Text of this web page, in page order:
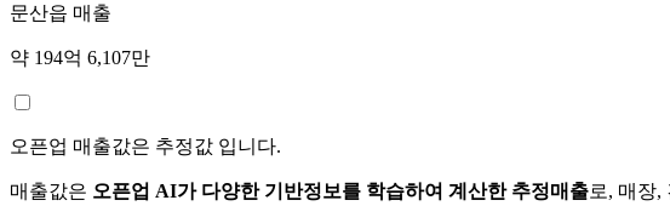
문산읍 매출
약 194억 6,107만
오픈업 매출값은 추정값 입니다.
매출값은 오픈업 AI가 다양한 기반정보를 학습하여 계산한 추정매출로, 매장,